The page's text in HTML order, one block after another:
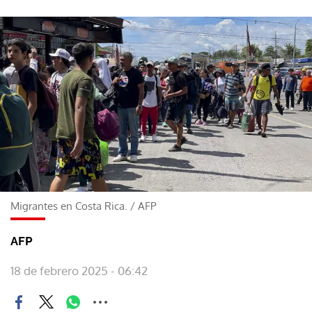
Migrantes en Costa Rica. / AFP
AFP
18 de febrero 2025 - 06:42